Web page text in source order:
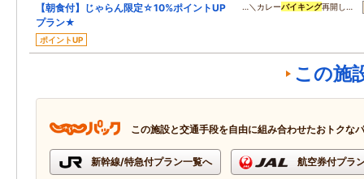
【朝食付】じゃらん限定☆10%ポイントUP
プラン★
ポイントUP
…＼カレーバイキング再開し…
この施
この施設と交通手段を自由に組み合わせたおトクな
新幹線/特急付プラン一覧へ 航空券付プラ